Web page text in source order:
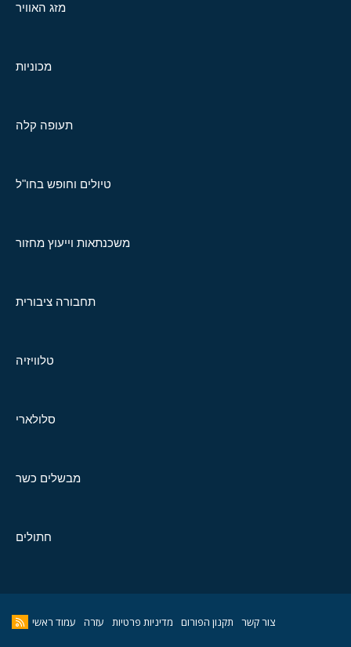
מזג האוויר
מכוניות
תעופה קלה
טיולים וחופש בחו"ל
משכנתאות וייעוץ מחזור
תחבורה ציבורית
טלוויזיה
סלולארי
מבשלים כשר
חתולים
צור קשר תקנון הפורום מדיניות פרטיות עזרה עמוד ראשי